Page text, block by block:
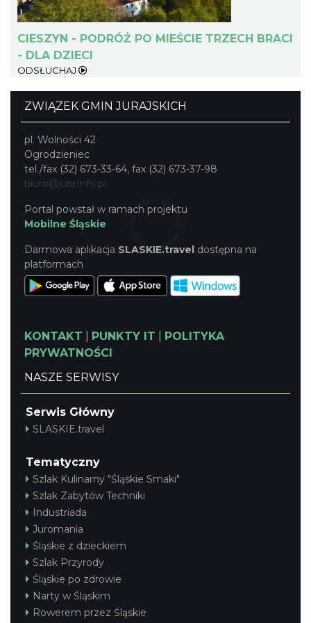
Ślad. Litera. Piksel. Wystawa z okazji 30-
lecia Muzeum Drukarstwa w Cieszynie
0.42 km
Cieszyn
2026-08-14
0.50 km
Cieszyn
0.50 km
Cieszyn
0.50 km
CIESZYN - PODRÓŻ PO MIEŚCIE TRZECH BRACI
- DLA DZIECI
ODSŁUCHAJ
ZWIĄZEK GMIN JURAJSKICH
pl. Wolności 42
Ogrodzieniec
tel./fax (32) 673-33-64, fax (32) 673-37-98
biuro@jura.info.pl
Portal powstał w ramach projektu
Mobilne Śląskie
Darmowa aplikacja SLASKIE.travel dostępna na
platformach
KONTAKT PUNKTY IT
POLITYKA
PRYWATNOŚCI
NASZE SERWISY
Serwis Główny
SLASKIE.travel
Tematyczny
Szlak Kulinarny "Śląskie Smaki"
Szlak Zabytów Techniki
Industriada
Juromania
Śląskie z dzieckiem
Szlak Przyrody
Śląskie po zdrowie
Narty w Śląskim
Rowerem przez Śląskie